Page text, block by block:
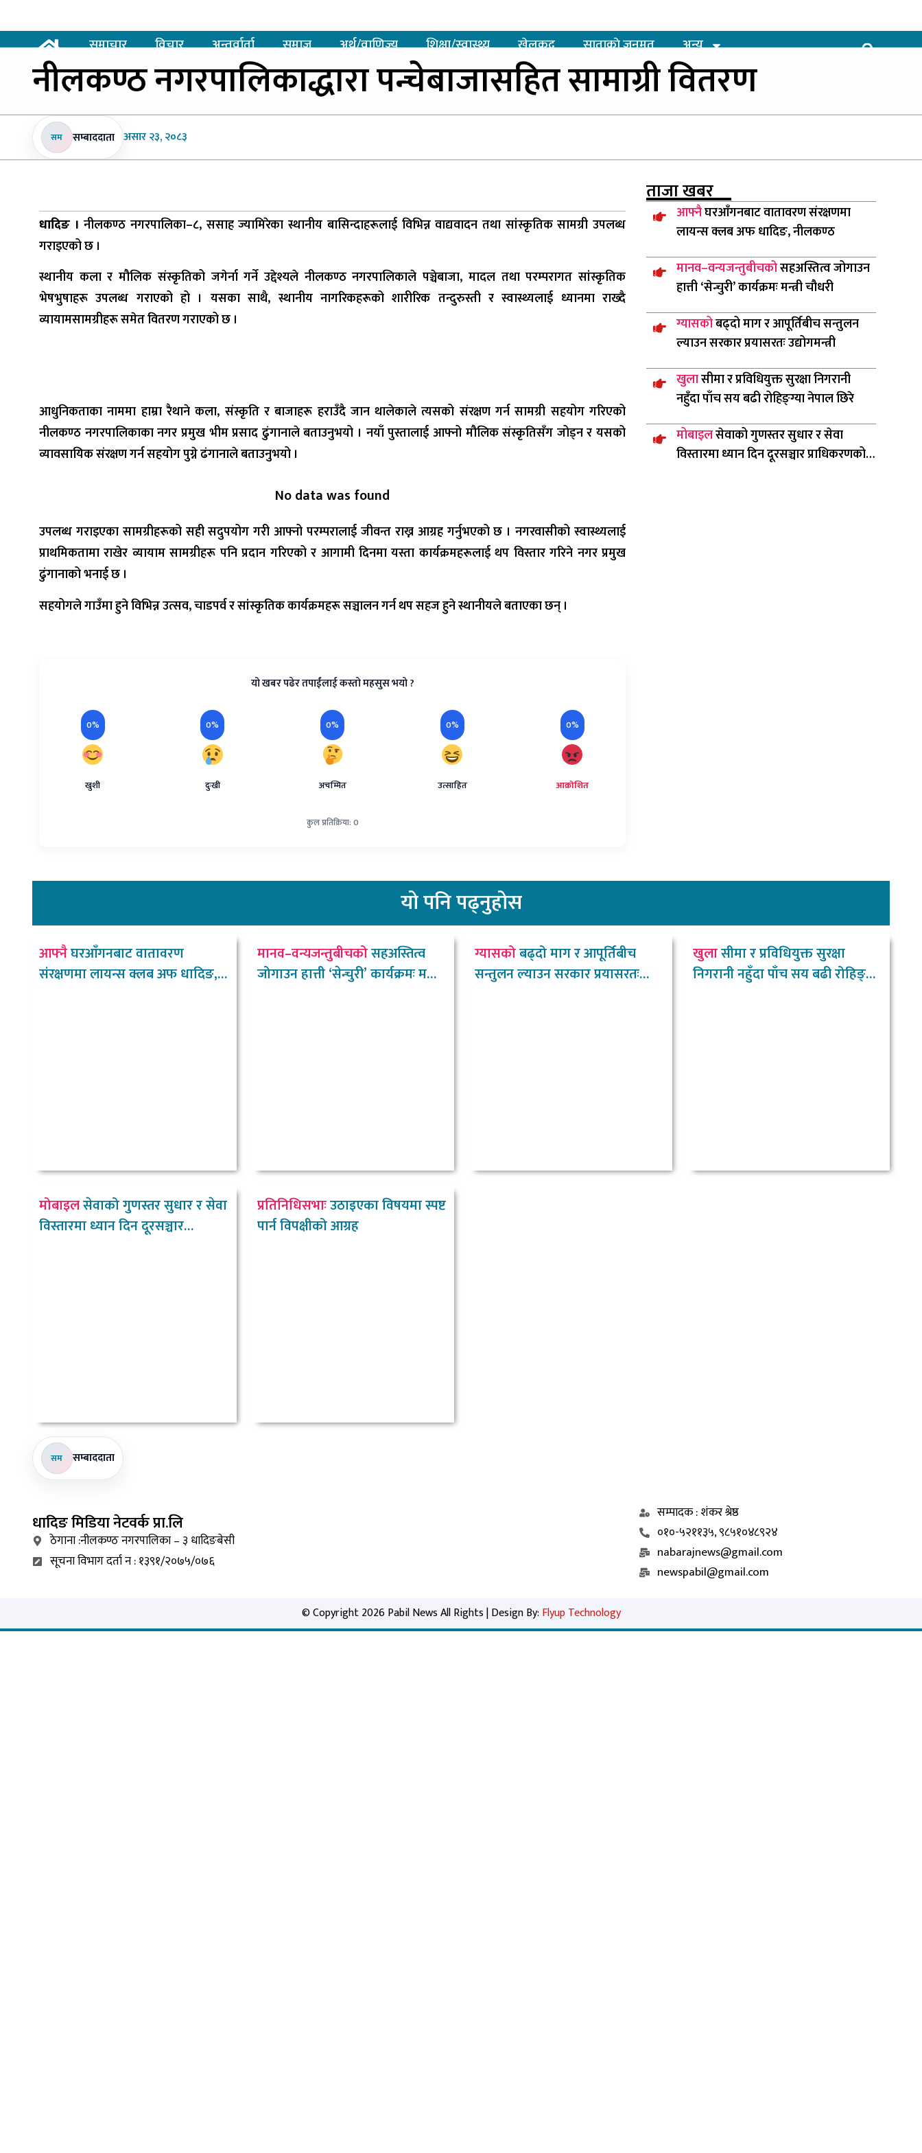
समाचार विचार अन्तर्वार्ता समाज अर्थ/वाणिज्य शिक्षा/स्वास्थ्य खेलकुद साताकाे जनमत अन्य
नीलकण्ठनगरपालिकाद्धारा पन्चेबाजासहित सामाग्री वितरण
सम सम्बाददाता असार२३, २०८३
धादिङ । नीलकण्ठ नगरपालिका–८, ससाह ज्यामिरेका स्थानीय बासिन्दाहरूलाई विभिन्न वाद्यवादन तथा सांस्कृतिक सामग्री उपलब्ध
गराइएको छ ।
स्थानीय कला र मौलिक संस्कृतिको जगेर्ना गर्ने उद्देश्यले नीलकण्ठ नगरपालिकाले पञ्चेबाजा, मादल तथा परम्परागत सांस्कृतिक
भेषभुषाहरू उपलब्ध गराएको हो । यसका साथै, स्थानीय नागरिकहरूको शारीरिक तन्दुरुस्ती र स्वास्थ्यलाई ध्यानमा राख्दै
व्यायामसामग्रीहरू समेत वितरण गराएको छ ।
आधुनिकताका नाममा हाम्रा रैथाने कला, संस्कृति र बाजाहरू हराउँदै जान थालेकाले त्यसको संरक्षण गर्न सामग्री सहयोग गरिएको
नीलकण्ठ नगरपालिकाका नगर प्रमुख भीम प्रसाद ढुंगानाले बताउनुभयो । नयाँ पुस्तालाई आफ्नो मौलिक संस्कृतिसँग जोड्न र यसको
व्यावसायिक संरक्षण गर्न सहयोग पुग्ने ढंगानाले बताउनुभयो ।
No data was found
उपलब्ध गराइएका सामग्रीहरूको सही सदुपयोग गरी आफ्नो परम्परालाई जीवन्त राख्न आग्रह गर्नुभएको छ । नगरवासीको स्वास्थ्यलाई
प्राथमिकतामा राखेर व्यायाम सामग्रीहरू पनि प्रदान गरिएको र आगामी दिनमा यस्ता कार्यक्रमहरूलाई थप विस्तार गरिने नगर प्रमुख
ढुंगानाको भनाई छ ।
सहयोगले गाउँमा हुने विभिन्न उत्सव, चाडपर्व र सांस्कृतिक कार्यक्रमहरू सञ्चालन गर्न थप सहज हुने स्थानीयले बताएका छन् ।
यो खबर पढेर तपाईंलाई कस्तो महसुस भयो ?
0%
खुशी
0%
दुःखी
0%
अचम्मित
0%
उत्साहित
0%
आक्रोशित
कुल प्रतिक्रिया: 0
ताजाखबर
आफ्नैघरआँगनबाट वातावरण संरक्षणमा
लायन्स क्लब अफ धादिङ, नीलकण्ठ
मानव–वन्यजन्तुबीचकोसहअस्तित्व जोगाउन
हात्ती ‘सेन्चुरी’ कार्यक्रमः मन्त्री चौधरी
ग्यासकोबढ्दो माग र आपूर्तिबीच सन्तुलन
ल्याउन सरकार प्रयासरतः उद्योगमन्त्री
खुलासीमा र प्रविधियुक्त सुरक्षा निगरानी
नहुँदा पाँच सय बढी रोहिङ्ग्या नेपाल छिरे
मोबाइलसेवाको गुणस्तर सुधार र सेवा
विस्तारमा ध्यान दिन दूरसञ्चार प्राधिकरणको
योपनि पढ्नुहोस
आफ्नैघरआँगनबाट वातावरण
संरक्षणमा लायन्स क्लब अफ धादिङ,
मानव–वन्यजन्तुबीचकोसहअस्तित्व
जोगाउन हात्ती ‘सेन्चुरी’ कार्यक्रमः मन्त्री
ग्यासकोबढ्दो माग र आपूर्तिबीच
सन्तुलन ल्याउन सरकार प्रयासरतः
खुलासीमा र प्रविधियुक्त सुरक्षा
निगरानी नहुँदा पाँच सय बढी रोहिङ्ग्या
मोबाइलसेवाको गुणस्तर सुधार र सेवा
विस्तारमा ध्यान दिन दूरसञ्चार
प्रतिनिधिसभाःउठाइएका विषयमा स्पष्ट
पार्न विपक्षीको आग्रह
सम सम्बाददाता
धादिङमिडिया नेटवर्क प्रा.लि
ठेगाना :नीलकण्ठ नगरपालिका – ३ धादिङबेसी
सूचना विभाग दर्ता न : १३९१/२०७५/०७६
सम्पादक : शंकर श्रेष्ठ
०१०-५२११३५, ९८५१०४८९२४
nabarajnews@gmail.com
newspabil@gmail.com
© Copyright 2026 Pabil News All Rights | Design By: Flyup Technology